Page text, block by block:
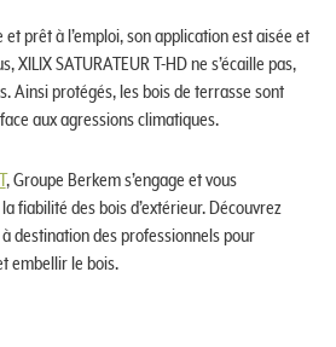
prêt à l’emploi, son application est aisée et
XILIX SATURATEUR T-HD ne s’écaille pas,
Ainsi protégés, les bois de terrasse sont
aux agressions climatiques.
, Groupe Berkem s’engage et vous
fiabilité des bois d’extérieur. Découvrez
destination des professionnels pour
embellir le bois.